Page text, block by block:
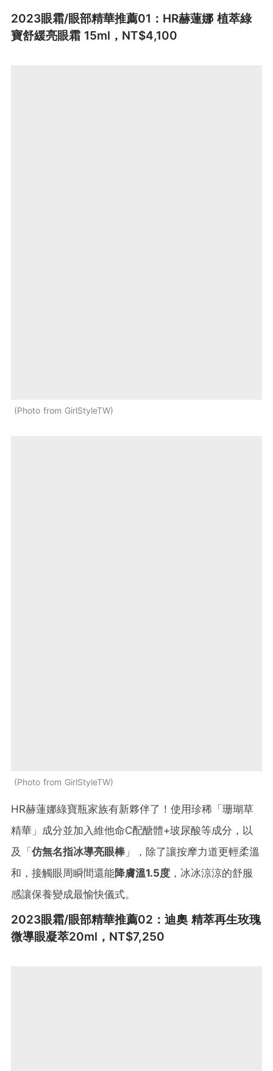
2023眼霜/眼部精華推薦01：HR赫蓮娜 植萃綠
寶舒緩亮眼霜 15ml，NT$4,100
Photo from GirlStyleTW
Photo from GirlStyleTW
HR赫蓮娜綠寶瓶家族有新夥伴了！使用珍稀「珊瑚草
精華」成分並加入維他命C配醣體+玻尿酸等成分，以
及「仿無名指冰導亮眼棒 」，除了讓按摩力道更輕柔溫
和，接觸眼周瞬間還能降膚溫1.5度 ，冰冰涼涼的舒服
感讓保養變成最愉快儀式。
2023眼霜/眼部精華推薦02：迪奧 精萃再生玫瑰
微導眼凝萃20ml，NT$7,250